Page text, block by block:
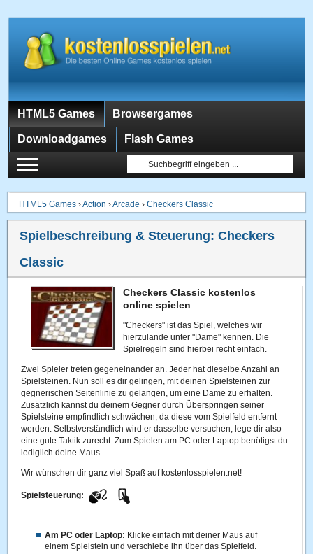
HTML5 Games Browsergames
Downloadgames Flash Games
HTML5 Games ›Action ›Arcade ›Checkers Classic
Spielbeschreibung & Steuerung:Checkers
Classic
Checkers Classic kostenlos
online spielen
"Checkers" ist das Spiel, welches wir
hierzulande unter "Dame" kennen. Die
Spielregeln sind hierbei recht einfach.
Zwei Spieler treten gegeneinander an. Jeder hat dieselbe Anzahl an
Spielsteinen. Nun soll es dir gelingen, mit deinen Spielsteinen zur
gegnerischen Seitenlinie zu gelangen, um eine Dame zu erhalten.
Zusätzlich kannst du deinem Gegner durch Überspringen seiner
Spielsteine empfindlich schwächen, da diese vom Spielfeld entfernt
werden. Selbstverständlich wird er dasselbe versuchen, lege dir also
eine gute Taktik zurecht. Zum Spielen am PC oder Laptop benötigst du
lediglich deine Maus.
Wir wünschen dir ganz viel Spaß auf kostenlosspielen.net!
Spielsteuerung:
Am PC oder Laptop: Klicke einfach mit deiner Maus auf
einem Spielstein und verschiebe ihn über das Spielfeld.